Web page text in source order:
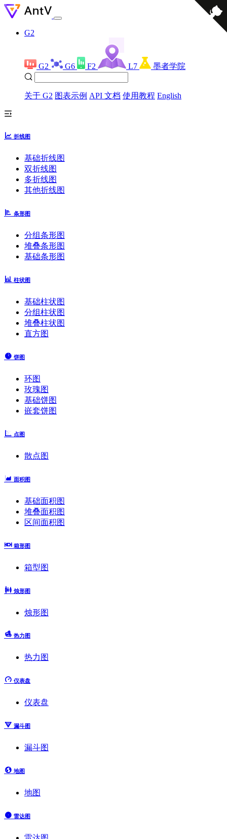
G2
G2 G6 F2 L7 墨者学院
关于 G2 图表示例 API 文档 使用教程 English
折线图
基础折线图
双折线图
多折线图
其他折线图
条形图
分组条形图
堆叠条形图
基础条形图
柱状图
基础柱状图
分组柱状图
堆叠柱状图
直方图
饼图
环图
玫瑰图
基础饼图
嵌套饼图
点图
散点图
面积图
基础面积图
堆叠面积图
区间面积图
箱形图
箱型图
烛形图
烛形图
热力图
热力图
仪表盘
仪表盘
漏斗图
漏斗图
地图
地图
雷达图